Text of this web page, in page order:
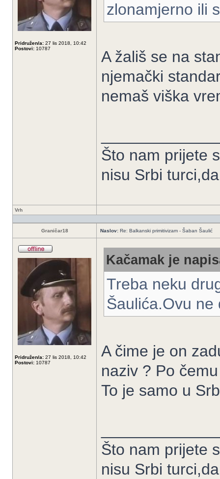
Pridružen/a: 27 lis 2018, 10:42
Postovi: 10787
zlonamjerno ili
A žališ se na
njemački
nemaš viška
Što nam prijete
nisu Srbi
Vrh
Graničar18 Naslov: Re: Balkanski primitivizam - Šaban Šaulić
Pridružen/a: 27 lis 2018, 10:42
Postovi: 10787
Kačamak je
Treba neku
Šaulića.Ovu ne
A čime je on
naziv ? Po
To je samo u
Što nam prijete
nisu Srbi